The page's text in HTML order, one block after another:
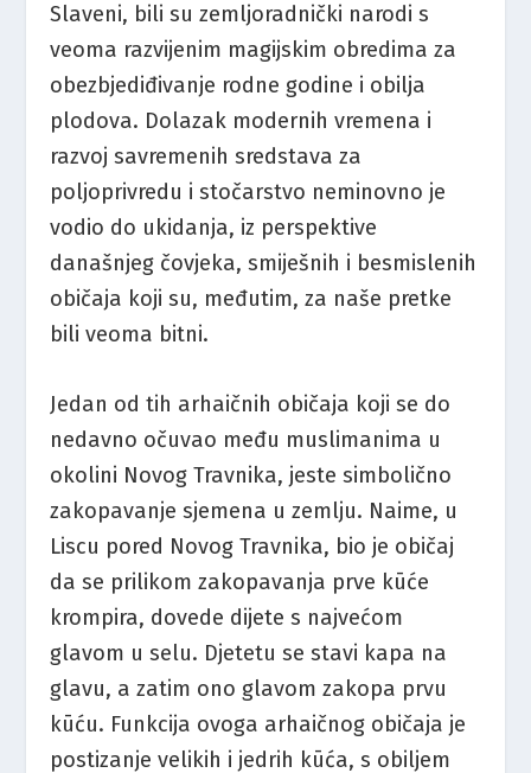
Slaveni, bili su zemljoradnički narodi s
veoma razvijenim magijskim obredima za
obezbjediđivanje rodne godine i obilja
plodova. Dolazak modernih vremena i
razvoj savremenih sredstava za
poljoprivredu i stočarstvo neminovno je
vodio do ukidanja, iz perspektive
današnjeg čovjeka, smiješnih i besmislenih
običaja koji su, međutim, za naše pretke
bili veoma bitni.
Jedan od tih arhaičnih običaja koji se do
nedavno očuvao među muslimanima u
okolini Novog Travnika, jeste simbolično
zakopavanje sjemena u zemlju. Naime, u
Liscu pored Novog Travnika, bio je običaj
da se prilikom zakopavanja prve kūće
krompira, dovede dijete s najvećom
glavom u selu. Djetetu se stavi kapa na
glavu, a zatim ono glavom zakopa prvu
kūću. Funkcija ovoga arhaičnog običaja je
postizanje velikih i jedrih kūća, s obiljem